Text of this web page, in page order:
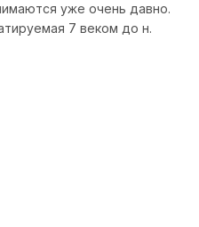
уже очень давно.
7 веком до н.